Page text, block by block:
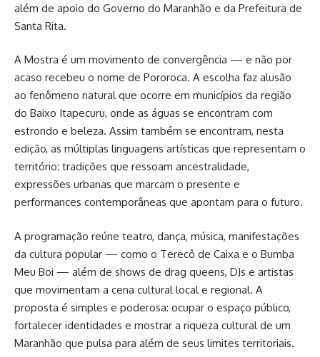
além de apoio do Governo do Maranhão e da Prefeitura de
Santa Rita.
A Mostra é um movimento de convergência — e não por
acaso recebeu o nome de Pororoca. A escolha faz alusão
ao fenômeno natural que ocorre em municípios da região
do Baixo Itapecuru, onde as águas se encontram com
estrondo e beleza. Assim também se encontram, nesta
edição, as múltiplas linguagens artísticas que representam o
território: tradições que ressoam ancestralidade,
expressões urbanas que marcam o presente e
performances contemporâneas que apontam para o futuro.
A programação reúne teatro, dança, música, manifestações
da cultura popular — como o Terecô de Caixa e o Bumba
Meu Boi — além de shows de drag queens, DJs e artistas
que movimentam a cena cultural local e regional. A
proposta é simples e poderosa: ocupar o espaço público,
fortalecer identidades e mostrar a riqueza cultural de um
Maranhão que pulsa para além de seus limites territoriais.